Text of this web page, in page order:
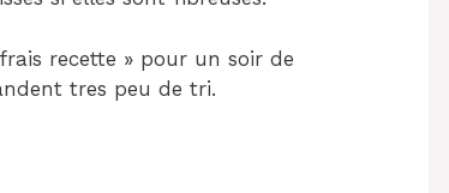
recette » pour un soir de
tres peu de tri.